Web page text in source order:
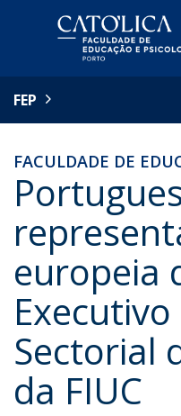
FEP
FACULDADE DE
europeia
Sectorial
da FIUC